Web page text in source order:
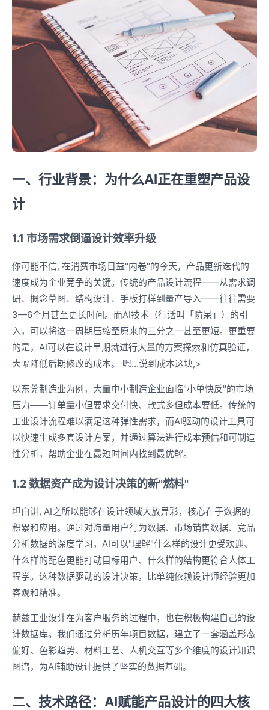
一、行业背景：为什么AI正在重塑产品设
计
1.1 市场需求倒逼设计效率升级
你可能不信, 在消费市场日益"内卷"的今天，产品更新迭代的
速度成为企业竞争的关键。传统的产品设计流程——从需求调
研、概念草图、结构设计、手板打样到量产导入——往往需要
3—6个月甚至更长时间。而AI技术（行话叫「防呆」）的引
入，可以将这一周期压缩至原来的三分之一甚至更短。更重要
的是，AI可以在设计早期就进行大量的方案探索和仿真验证，
大幅降低后期修改的成本。 嗯…说到成本这块,>
以东莞制造业为例，大量中小制造企业面临"小单快反"的市场
压力——订单量小但要求交付快、款式多但成本要低。传统的
工业设计流程难以满足这种弹性需求，而AI驱动的设计工具可
以快速生成多套设计方案，并通过算法进行成本预估和可制造
性分析，帮助企业在最短时间内找到最优解。
1.2 数据资产成为设计决策的新"燃料"
坦白讲, AI之所以能够在设计领域大放异彩，核心在于数据的
积累和应用。通过对海量用户行为数据、市场销售数据、竞品
分析数据的深度学习，AI可以"理解"什么样的设计更受欢迎、
什么样的配色更能打动目标用户、什么样的结构更符合人体工
程学。这种数据驱动的设计决策，比单纯依赖设计师经验更加
客观和精准。
赫兹工业设计在为客户服务的过程中，也在积极构建自己的设
计数据库。我们通过分析历年项目数据，建立了一套涵盖形态
偏好、色彩趋势、材料工艺、人机交互等多个维度的设计知识
图谱，为AI辅助设计提供了坚实的数据基础。
二、技术路径：AI赋能产品设计的四大核